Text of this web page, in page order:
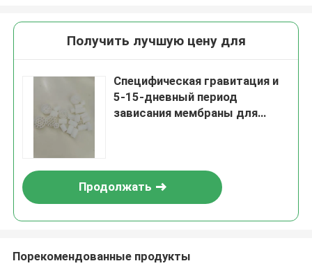
Получить лучшую цену для
Специфическая гравитация и
5-15-дневный период
зависания мембраны для
Продолжать
Порекомендованные продукты